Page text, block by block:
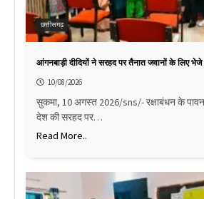
छत्तीसगढ़
आंगनबाड़ी दीदियों ने सरहद पर तैनात जवानों के लिए भेजे
10/08/2026
सुकमा, 10 अगस्त 2026/sns/- रक्षाबंधन के
देश की सरहद पर…
Read More..